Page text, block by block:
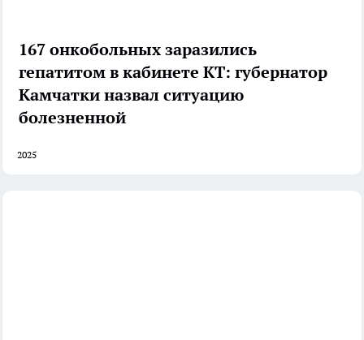
167 онкобольных заразились
гепатитом в кабинете КТ: губернатор
Камчатки назвал ситуацию
болезненной
2025